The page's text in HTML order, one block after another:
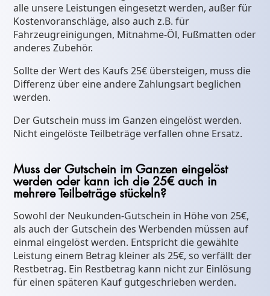
alle unsere Leistungen eingesetzt werden, außer für
Kostenvoranschläge, also auch z.B. für
Fahrzeugreinigungen, Mitnahme-Öl, Fußmatten oder
anderes Zubehör.
Sollte der Wert des Kaufs 25€ übersteigen, muss die
Differenz über eine andere Zahlungsart beglichen
werden.
Der Gutschein muss im Ganzen eingelöst werden.
Nicht eingelöste Teilbeträge verfallen ohne Ersatz.
Muss der Gutschein im Ganzen eingelöst
werden oder kann ich die 25€ auch in
mehrere Teilbeträge stückeln?
Sowohl der Neukunden-Gutschein in Höhe von 25€,
als auch der Gutschein des Werbenden müssen auf
einmal eingelöst werden. Entspricht die gewählte
Leistung einem Betrag kleiner als 25€, so verfällt der
Restbetrag. Ein Restbetrag kann nicht zur Einlösung
für einen späteren Kauf gutgeschrieben werden.